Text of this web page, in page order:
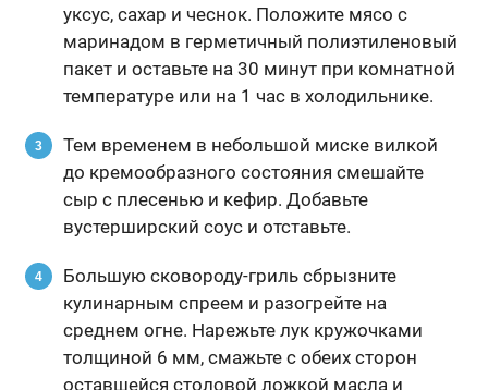
уксус, сахар и чеснок. Положите мясо с
маринадом в герметичный полиэтиленовый
пакет и оставьте на 30 минут при комнатной
температуре или на 1 час в холодильнике.
Тем временем в небольшой миске вилкой
до кремообразного состояния смешайте
сыр с плесенью и кефир. Добавьте
вустерширский соус и отставьте.
Большую сковороду-гриль сбрызните
кулинарным спреем и разогрейте на
среднем огне. Нарежьте лук кружочками
толщиной 6 мм, смажьте с обеих сторон
оставшейся столовой ложкой масла и